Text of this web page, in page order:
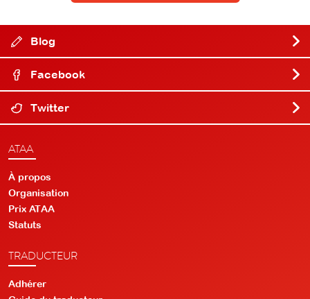
Blog
Facebook
Twitter
ATAA
À propos
Organisation
Prix ATAA
Statuts
TRADUCTEUR
Adhérer